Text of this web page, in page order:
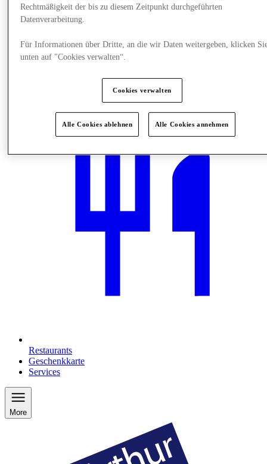
Restaurants
Geschenkkarte
Services
More
Rechtmäßigkeit der bis zu diesem Zeitpunkt durchgeführten
Datenverarbeitung.
Für Informationen über Dritte, an die wir Daten weitergeben, klicken
unten auf "Cookies verwalten“.
Cookies verwalten
Alle Cookies ablehnen Alle Cookies annehmen